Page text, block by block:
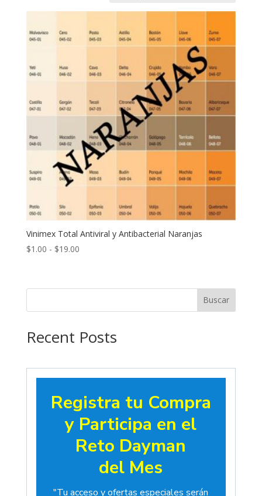
Vinimex Total Antiviral y Antibacterial Naranjas
$1.00 - $19.00Rango
desde
Buscar
Recent Posts
Registra tu Compra
y Participa en el
Reto Dayman
del Mes
"Tu acceso y ofertas especiales serán